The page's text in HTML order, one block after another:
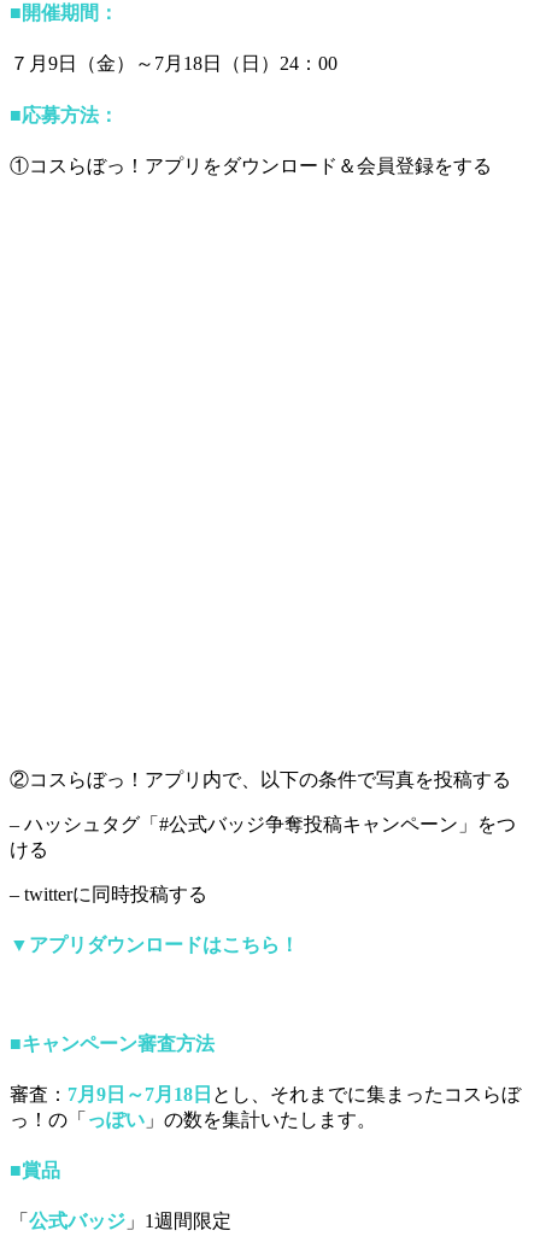
■開催期間 ：
７月9日（金）～7月18日（日）24：00
■応募方法：
①コスらぼっ！アプリをダウンロード＆会員登録をする
②コスらぼっ！アプリ内で、以下の条件で写真を投稿する
– ハッシュタグ「#公式バッジ争奪投稿キャンペーン」をつ
ける
– twitterに同時投稿する
▼ アプリダウンロードはこちら！
■キャンペーン審査方法
審査： 7月9日～7月18日 とし、それまでに集まったコスらぼ
っ！の「 っぽい 」の数を集計いたします。
■賞品
「 公式バッジ 」1週間限定